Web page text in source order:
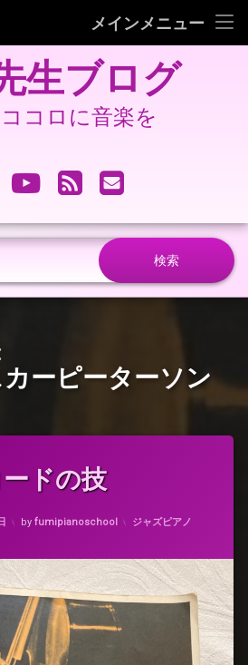
メインメニュー
ームページ
生ブログ
コロに音楽を
X.comYouTube
RSS メールアドレ
検索:
ーピーターソン
ドの技
Updated on 2021年8月11日
by fumipianoschool カテゴリー:
ジャズピアノ